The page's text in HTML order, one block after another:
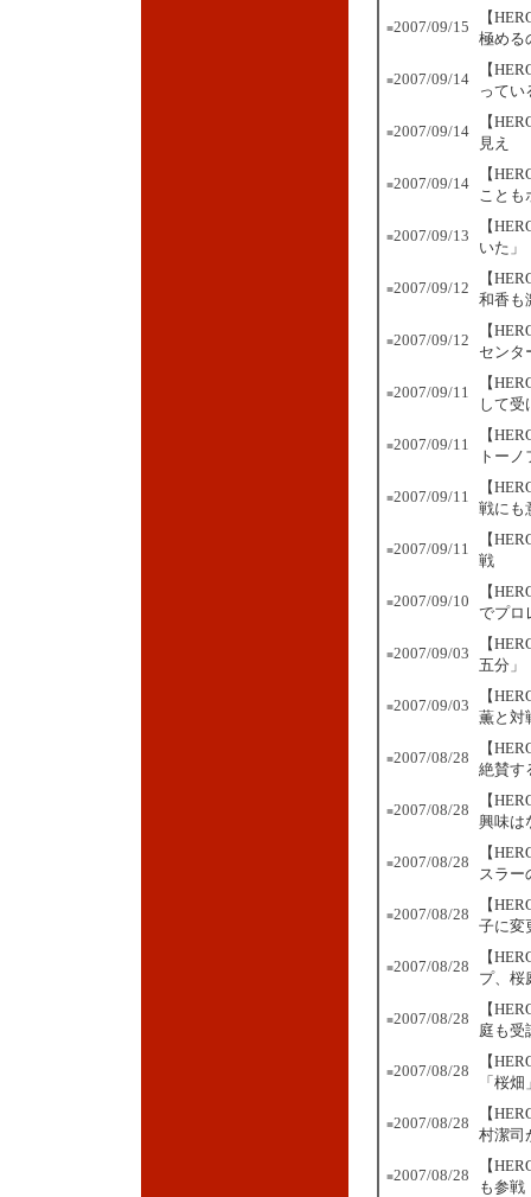
■2007/09/15
【
極める
■2007/09/14
【
ってい
■2007/09/14
【
見え
■2007/09/14
【
ことも
■2007/09/13
【
いた」
■2007/09/12
【
和香も
■2007/09/12
【
センタ
■2007/09/11
【
して受
■2007/09/11
【
トー
■2007/09/11
【
戦にも
■2007/09/11
【
戦
■2007/09/10
【
でプロ
■2007/09/03
【
五分」
■2007/09/03
【
薫と対
■2007/08/28
【
絶賛す
■2007/08/28
【
興味は
■2007/08/28
【
スラー
■2007/08/28
【
子に変
■2007/08/28
【
プ、桜
■2007/08/28
【
庭も受
■2007/08/28
【
「桜畑
■2007/08/28
【
村潔司
■2007/08/28
【
も参戦